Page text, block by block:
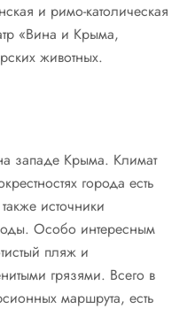
и римо-католическая
«Вина и Крыма,
животных.
западе Крыма. Климат
города есть
источники
Особо интересным
пляж и
грязями. Всего в
маршрута, есть